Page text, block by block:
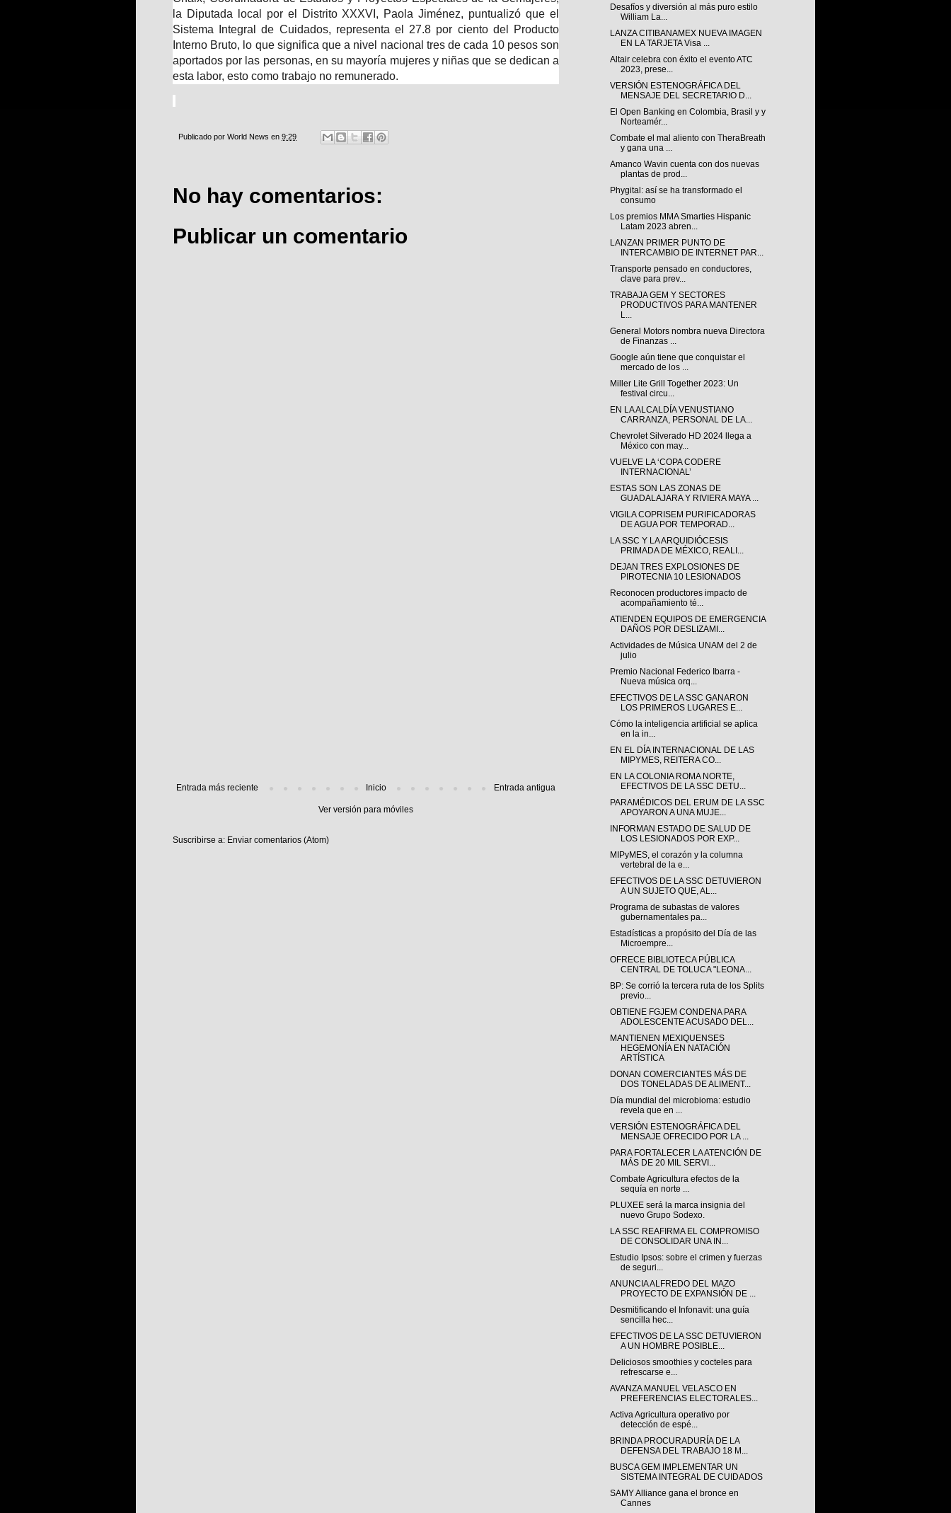
la Diputada local por el Distrito XXXVI, Paola Jiménez, puntualizó que el
Sistema Integral de Cuidados, representa el 27.8 por ciento del Producto
Interno Bruto, lo que significa que a nivel nacional tres de cada 10 pesos son
aportados por las personas, en su mayoría mujeres y niñas que se dedican a
esta labor, esto como trabajo no remunerado.
Publicado por World News en 9:29
No hay comentarios:
Publicar un comentario
Entrada más reciente Entrada antigua
Inicio
Ver versión para móviles
Suscribirse a: Enviar comentarios (Atom)
Desafíos y diversión al más puro estilo
William La...
LANZA CITIBANAMEX NUEVA IMAGEN
EN LA TARJETA Visa ...
Altair celebra con éxito el evento ATC
2023, prese...
VERSIÓN ESTENOGRÁFICA DEL
MENSAJE DEL SECRETARIO D...
El Open Banking en Colombia, Brasil y y
Norteamér...
Combate el mal aliento con TheraBreath
y gana una ...
Amanco Wavin cuenta con dos nuevas
plantas de prod...
Phygital: así se ha transformado el
consumo
Los premios MMA Smarties Hispanic
Latam 2023 abren...
LANZAN PRIMER PUNTO DE
INTERCAMBIO DE INTERNET PAR...
Transporte pensado en conductores,
clave para prev...
TRABAJA GEM Y SECTORES
PRODUCTIVOS PARA MANTENER
L...
General Motors nombra nueva Directora
de Finanzas ...
Google aún tiene que conquistar el
mercado de los ...
Miller Lite Grill Together 2023: Un
festival circu...
EN LA ALCALDÍA VENUSTIANO
CARRANZA, PERSONAL DE LA...
Chevrolet Silverado HD 2024 llega a
México con may...
VUELVE LA ‘COPA CODERE
INTERNACIONAL’
ESTAS SON LAS ZONAS DE
GUADALAJARA Y RIVIERA MAYA ...
VIGILA COPRISEM PURIFICADORAS
DE AGUA POR TEMPORAD...
LA SSC Y LA ARQUIDIÓCESIS
PRIMADA DE MÉXICO, REALI...
DEJAN TRES EXPLOSIONES DE
PIROTECNIA 10 LESIONADOS
Reconocen productores impacto de
acompañamiento té...
ATIENDEN EQUIPOS DE EMERGENCIA
DAÑOS POR DESLIZAMI...
Actividades de Música UNAM del 2 de
julio
Premio Nacional Federico Ibarra -
Nueva música orq...
EFECTIVOS DE LA SSC GANARON
LOS PRIMEROS LUGARES E...
Cómo la inteligencia artificial se aplica
en la in...
EN EL DÍA INTERNACIONAL DE LAS
MIPYMES, REITERA CO...
EN LA COLONIA ROMA NORTE,
EFECTIVOS DE LA SSC DETU...
PARAMÉDICOS DEL ERUM DE LA SSC
APOYARON A UNA MUJE...
INFORMAN ESTADO DE SALUD DE
LOS LESIONADOS POR EXP...
MIPyMES, el corazón y la columna
vertebral de la e...
EFECTIVOS DE LA SSC DETUVIERON
A UN SUJETO QUE, AL...
Programa de subastas de valores
gubernamentales pa...
Estadísticas a propósito del Día de las
Microempre...
OFRECE BIBLIOTECA PÚBLICA
CENTRAL DE TOLUCA "LEONA...
BP: Se corrió la tercera ruta de los Splits
previo...
OBTIENE FGJEM CONDENA PARA
ADOLESCENTE ACUSADO DEL...
MANTIENEN MEXIQUENSES
HEGEMONÍA EN NATACIÓN
ARTÍSTICA
DONAN COMERCIANTES MÁS DE
DOS TONELADAS DE ALIMENT...
Día mundial del microbioma: estudio
revela que en ...
VERSIÓN ESTENOGRÁFICA DEL
MENSAJE OFRECIDO POR LA ...
PARA FORTALECER LA ATENCIÓN DE
MÁS DE 20 MIL SERVI...
Combate Agricultura efectos de la
sequía en norte ...
PLUXEE será la marca insignia del
nuevo Grupo Sodexo.
LA SSC REAFIRMA EL COMPROMISO
DE CONSOLIDAR UNA IN...
Estudio Ipsos: sobre el crimen y fuerzas
de seguri...
ANUNCIA ALFREDO DEL MAZO
PROYECTO DE EXPANSIÓN DE ...
Desmitificando el Infonavit: una guía
sencilla hec...
EFECTIVOS DE LA SSC DETUVIERON
A UN HOMBRE POSIBLE...
Deliciosos smoothies y cocteles para
refrescarse e...
AVANZA MANUEL VELASCO EN
PREFERENCIAS ELECTORALES...
Activa Agricultura operativo por
detección de espé...
BRINDA PROCURADURÍA DE LA
DEFENSA DEL TRABAJO 18 M...
BUSCA GEM IMPLEMENTAR UN
SISTEMA INTEGRAL DE CUIDADOS
SAMY Alliance gana el bronce en
Cannes